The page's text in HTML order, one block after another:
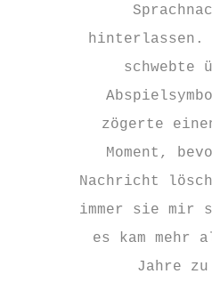
hinterlassen.
schwebte
zögerte
Moment,
Nachricht
immer sie mir
es kam mehr
Jahre